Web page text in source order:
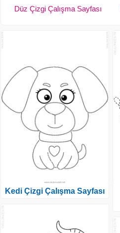
Düz Çizgi Çalışma Sayfası
Kedi Çizgi Çalışma Sayfası